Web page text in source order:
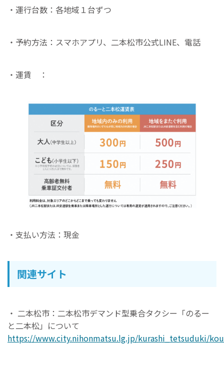
・運行台数：各地域１台ずつ
・予約方法：スマホアプリ、二本松市公式LINE、電話
・運賃 ：
・支払い方法：現金
関連サイト
・ 二本松市：二本松市デマンド型乗合タクシー「のるー
と二本松」について
https://www.city.nihonmatsu.lg.jp/kurashi_tetsuduki/